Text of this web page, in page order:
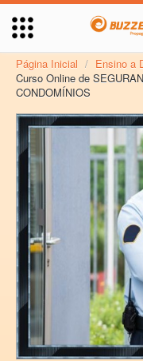
Página Inicial / Ensino a
Curso Online de
CONDOMÍNIOS